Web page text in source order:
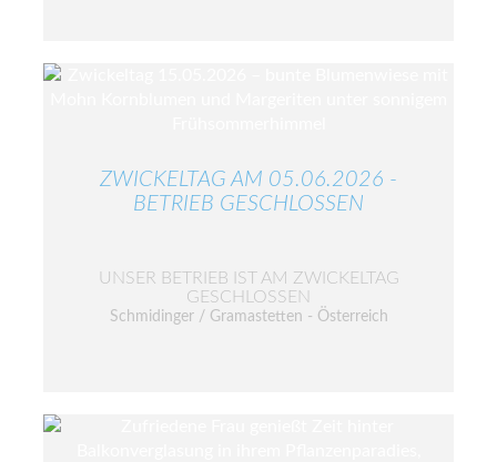
ZWICKELTAG AM 05.06.2026 -
BETRIEB GESCHLOSSEN
UNSER BETRIEB IST AM ZWICKELTAG
GESCHLOSSEN
Schmidinger / Gramastetten - Österreich